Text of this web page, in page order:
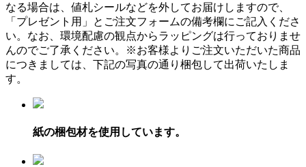
なる場合は、値札シールなどを外してお届けしますので、
「プレゼント用」とご注文フォームの備考欄にご記入くださ
い。 なお、環境配慮の観点からラッピングは行っておりませ
んのでご了承ください。
※お客様よりご注文いただいた商品
につきましては、下記の写真の通り梱包して出荷いたしま
す。
紙の梱包材を使用しています。